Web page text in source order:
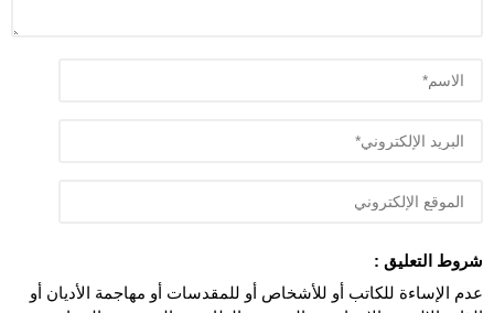
شروط التعليق :
عدم الإساءة للكاتب أو للأشخاص أو للمقدسات أو مهاجمة الأديان أو